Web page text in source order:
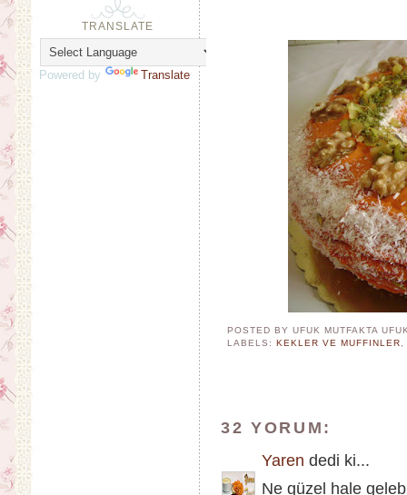
POSTED BY UFUK MUTFAKTA
LABELS:KEKLER VE MUFFINLER
32 YORUM:
Yaren dedi ki...
Ne güzel hale
TRANSLATE
Powered by Translate